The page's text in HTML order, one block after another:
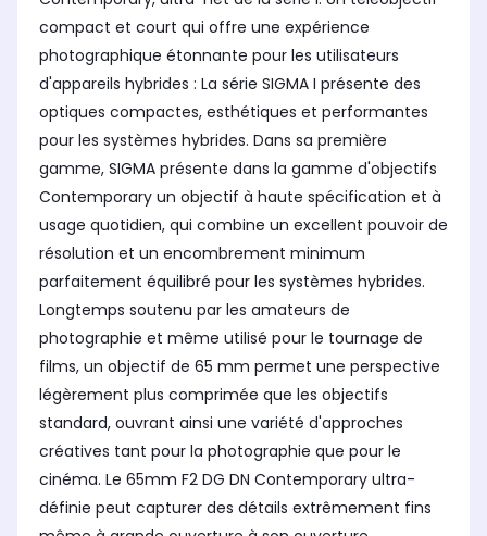
compact et court qui offre une expérience
photographique étonnante pour les utilisateurs
d'appareils hybrides : La série SIGMA I présente des
optiques compactes, esthétiques et performantes
pour les systèmes hybrides. Dans sa première
gamme, SIGMA présente dans la gamme d'objectifs
Contemporary un objectif à haute spécification et à
usage quotidien, qui combine un excellent pouvoir de
résolution et un encombrement minimum
parfaitement équilibré pour les systèmes hybrides.
Longtemps soutenu par les amateurs de
photographie et même utilisé pour le tournage de
films, un objectif de 65 mm permet une perspective
légèrement plus comprimée que les objectifs
standard, ouvrant ainsi une variété d'approches
créatives tant pour la photographie que pour le
cinéma. Le 65mm F2 DG DN Contemporary ultra-
définie peut capturer des détails extrêmement fins